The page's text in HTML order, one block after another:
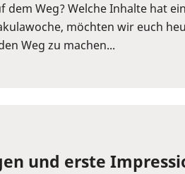
Weg? Welche Inhalte hat
möchten wir euch
Weg zu machen...
und erste